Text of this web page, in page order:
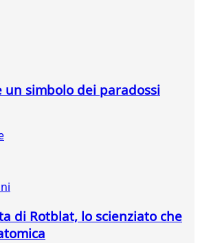
un simbolo dei paradossi
di Rotblat, lo scienziato che